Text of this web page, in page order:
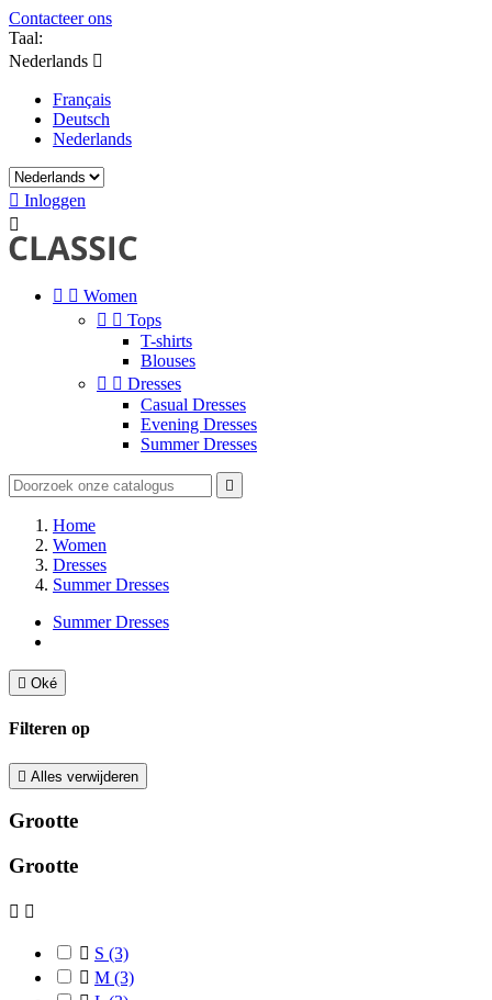
Contacteer ons
Taal:
Nederlands 
Français
Deutsch
Nederlands
 Inloggen

  Women
  Tops
T-shirts
Blouses
  Dresses
Casual Dresses
Evening Dresses
Summer Dresses

Home
Women
Dresses
Summer Dresses
Summer Dresses
 Oké
Filteren op
 Alles verwijderen
Grootte
Grootte
 
 S (3)
 M (3)